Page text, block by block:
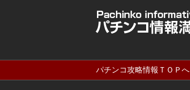
パチンコ攻略情報ＴＯＰへ